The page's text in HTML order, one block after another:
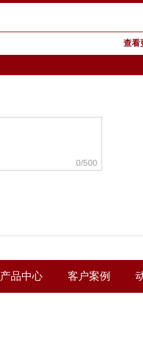
查看
0/500
产品中心 客户案例